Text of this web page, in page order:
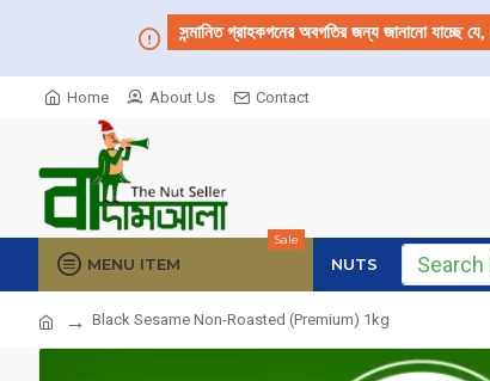
সন্মানিত গ্রাহকগনের অবগতির জন্য জানানো যাচ্ছে যে,
Home About Us Contact
MENU ITEM
Sale
NUTS
Black Sesame Non-Roasted (Premium) 1kg